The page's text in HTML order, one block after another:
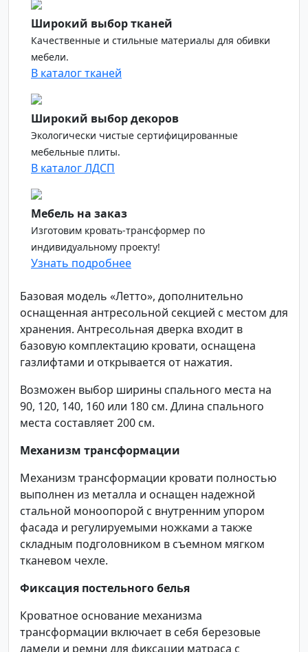
Широкий выбор тканей
Качественные и стильные материалы для обивки
мебели.
В каталог тканей
Широкий выбор декоров
Экологически чистые сертифицированные
мебельные плиты.
В каталог ЛДСП
Мебель на заказ
Изготовим кровать-трансформер по
индивидуальному проекту!
Узнать подробнее
Базовая модель «Летто», дополнительно
оснащенная антресольной секцией с местом для
хранения. Антресольная дверка входит в
базовую комплектацию кровати, оснащена
газлифтами и открывается от нажатия.
Возможен выбор ширины спального места на
90, 120, 140, 160 или 180 см. Длина спального
места составляет 200 см.
Механизм трансформации
Механизм трансформации кровати полностью
выполнен из металла и оснащен надежной
стальной моноопорой с внутренним упором
фасада и регулируемыми ножками а также
складным подголовником в съемном мягком
тканевом чехле.
Фиксация постельного белья
Кроватное основание механизма
трансформации включает в себя березовые
ламели и ремни для фиксации матраса с